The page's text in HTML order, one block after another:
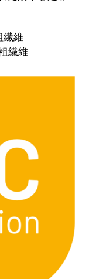
繊維
繊維